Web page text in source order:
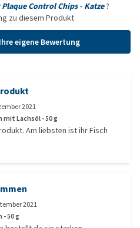
Plaque Control Chips - Katze?
zu diesem Produkt
eigene Bewertung
2021
mit Lachsöl - 50 g
Am liebsten ist ihr Fisch
2021
- 50 g